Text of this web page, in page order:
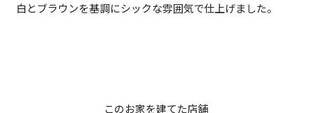
白とブラウンを基調にシックな雰囲気で仕上げました。
このお家を建てた店舗